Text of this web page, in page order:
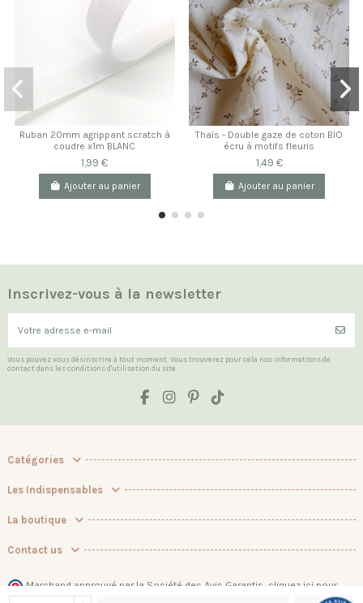
Ruban 20mm agrippant scratch à
coudre x1m BLANC
1,99 €
Ajouter au panier
Thaïs - Double gaze de coton BIO
écru à motifs fleuris
1,49 €
Ajouter au panier
Inscrivez-vous à la newsletter
Vous pouvez vous désinscrire à tout moment. Vous trouverez pour cela nos informations de
contact dans les conditions d'utilisation du site.
Catégories
Les Indispensables
La boutique
Contact us
Marchand approuvé par la Société des Avis Garantis, cliquez ici pour
vérifier.